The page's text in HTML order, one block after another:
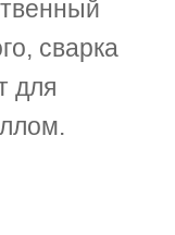
сварка
для